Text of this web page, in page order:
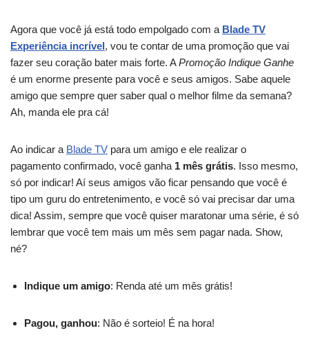
Agora que você já está todo empolgado com a Blade TV
Experiência incrível, vou te contar de uma promoção que vai
fazer seu coração bater mais forte. APromoção Indique Ganhe
é um enorme presente para você e seus amigos. Sabe aquele
amigo que sempre quer saber qual o melhor filme da semana?
Ah, manda ele pra cá!
Ao indicar a Blade TV para um amigo e ele realizar o
pagamento confirmado, você ganha 1 mês grátis. Isso mesmo,
só por indicar! Aí seus amigos vão ficar pensando que você é
tipo um guru do entretenimento, e você só vai precisar dar uma
dica! Assim, sempre que você quiser maratonar uma série, é só
lembrar que você tem mais um mês sem pagar nada. Show,
né?
Indique um amigo: Renda até um mês grátis!
Pagou, ganhou: Não é sorteio! É na hora!